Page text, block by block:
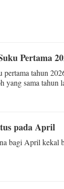
Pertama
tahun
yang sama tahun
pada April
bagi April kekal